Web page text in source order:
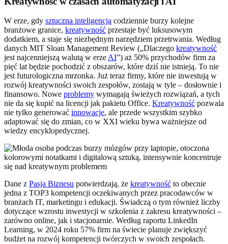
W erze, gdy sztuczna inteligencja codziennie burzy kolejne
branżowe granice, kreatywność przestaje być luksusowym
dodatkiem, a staje się niezbędnym narzędziem przetrwania. Według
danych MIT Sloan Management Review („Dlaczego kreatywność
jest najcenniejszą walutą w erze AI”) aż 50% przychodów firm za
pięć lat będzie pochodzić z obszarów, które dziś nie istnieją. To nie
jest futurologiczna mrzonka. Już teraz firmy, które nie inwestują w
rozwój kreatywności swoich zespołów, zostają w tyle – dosłownie i
finansowo. Nowe problemy wymagają świeżych rozwiązań, a tych
nie da się kupić na licencji jak pakietu Office. Kreatywność pozwala
nie tylko generować innowacje, ale przede wszystkim szybko
adaptować się do zmian, co w XXI wieku bywa ważniejsze od
wiedzy encyklopedycznej.
Dane z Pasja Biznesu potwierdzają, że kreatywność to obecnie
jedna z TOP3 kompetencji oczekiwanych przez pracodawców w
branżach IT, marketingu i edukacji. Świadczą o tym również liczby
dotyczące wzrostu inwestycji w szkolenia z zakresu kreatywności –
zarówno online, jak i stacjonarnie. Według raportu LinkedIn
Learning, w 2024 roku 57% firm na świecie planuje zwiększyć
budżet na rozwój kompetencji twórczych w swoich zespołach.